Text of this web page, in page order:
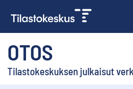
OTOS
Tilastokeskuksen julkaisut